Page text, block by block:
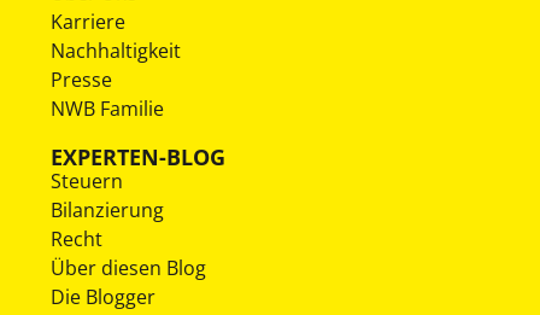
Karriere
Nachhaltigkeit
Presse
NWB Familie
EXPERTEN-BLOG
Steuern
Bilanzierung
Recht
Über diesen Blog
Die Blogger